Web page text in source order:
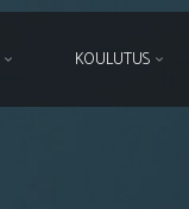
KOULUTUS